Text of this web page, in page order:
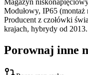
Magazyn
Modułowy, IP65 (montaż
Producent z czołówki
krajach, hybrydy od 2013.
Porownaj inne